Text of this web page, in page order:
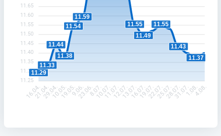
11.65
11.60
11.55
11.50
11.45
11.40
11.35
11.30
11.25
11.29
11.33
11.44
11.38
11.54
11.59
11.55
11.49
11.55
11.43
11.37
16.04.21.04.29.04.10.05.19.05.9.06.23.06.8.07.10.07.11.07.12.07.13.07.16.07.19.07.22.07.25.07.28.07.31.07.1.08.4.08.